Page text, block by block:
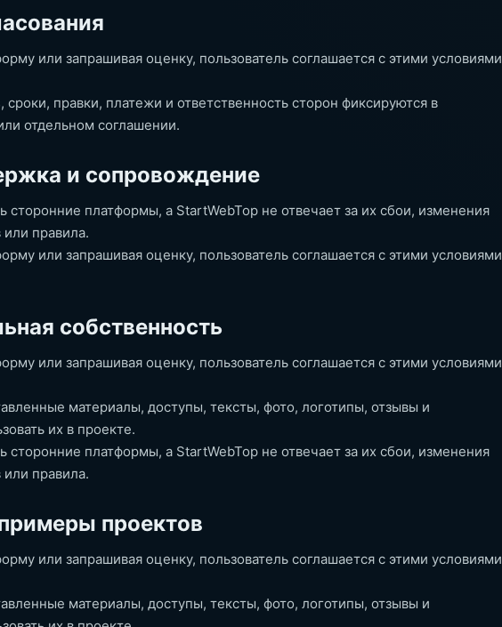
или запрашивая оценку, пользователь соглашается с этими условиями
правки, платежи и ответственность сторон фиксируются в
отдельном соглашении.
и сопровождение
сторонние платформы, а StartWebTop не отвечает за их сбои, изменения
или правила.
или запрашивая оценку, пользователь соглашается с этими условиями
собственность
или запрашивая оценку, пользователь соглашается с этими условиями
материалы, доступы, тексты, фото, логотипы, отзывы и
их в проекте.
сторонние платформы, а StartWebTop не отвечает за их сбои, изменения
или правила.
проектов
или запрашивая оценку, пользователь соглашается с этими условиями
материалы, доступы, тексты, фото, логотипы, отзывы и